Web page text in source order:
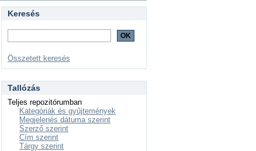
Keresés
Összetett keresés
Tallózás
Teljes repozitórumban
Kategóriák és gyűjtemények
Megjelenés dátuma szerint
Szerző szerint
Cím szerint
Tárgy szerint